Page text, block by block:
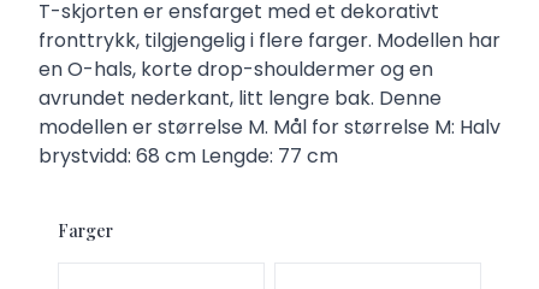
T-skjorten er ensfarget med et dekorativt
fronttrykk, tilgjengelig i flere farger. Modellen har
en O-hals, korte drop-shouldermer og en
avrundet nederkant, litt lengre bak. Denne
modellen er størrelse M. Mål for størrelse M: Halv
brystvidd: 68 cm Lengde: 77 cm
Farger
Velg en Farger